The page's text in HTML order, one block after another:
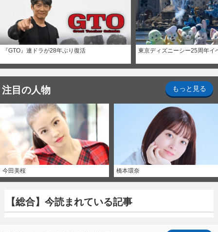
『GTO』連ドラが28年ぶり復活 東京ディズニーシー25周年イ
注目の人物 もっと見る
今田美桜 橋本環奈
【総合】今読まれている記事